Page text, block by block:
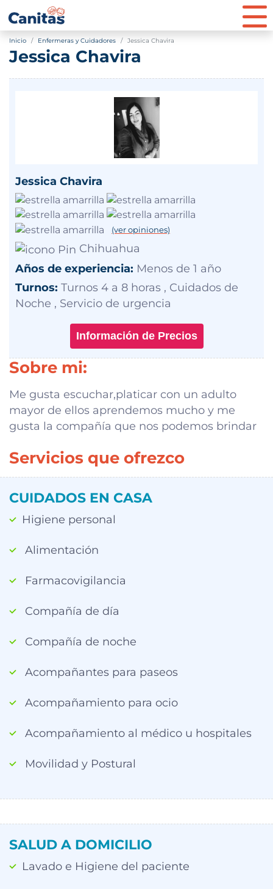
Inicio Enfermeras y Cuidadores Jessica Chavira
Jessica Chavira
Jessica Chavira
(ver opiniones)
Chihuahua
Años de experiencia: Menos de 1 año
Turnos: Turnos 4 a 8 horas , Cuidados de
Noche , Servicio de urgencia
Información de Precios
Sobre mi:
Me gusta escuchar,platicar con un adulto
mayor de ellos aprendemos mucho y me
gusta la compañía que nos podemos brindar
Servicios que ofrezco
CUIDADOS EN CASA
Higiene personal
Alimentación
Farmacovigilancia
Compañía de día
Compañía de noche
Acompañantes para paseos
Acompañamiento para ocio
Acompañamiento al médico u hospitales
Movilidad y Postural
SALUD A DOMICILIO
Lavado e Higiene del paciente